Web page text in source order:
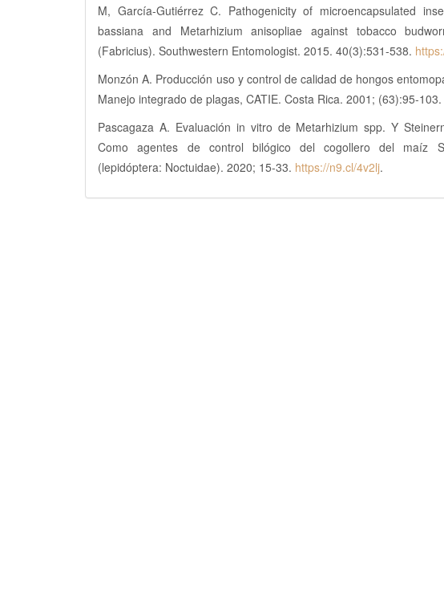
M, García-Gutiérrez C. Pathogenicity of microencapsulated
bassiana and Metarhizium anisopliae against tobacco
(Fabricius). Southwestern Entomologist. 2015. 40(3):531-538.
Monzón A. Producción uso y control de calidad de hongos
Manejo integrado de plagas, CATIE. Costa Rica. 2001; (63):95-103.
Pascagaza A. Evaluación in vitro de Metarhizium spp. Y
Como agentes de control bilógico del cogollero del maíz
(lepidóptera: Noctuidae). 2020; 15-33. https://n9.cl/4v2lj.